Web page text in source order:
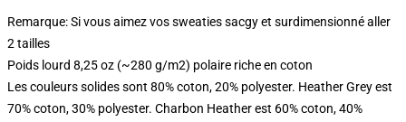
Remarque: Si vous aimez vos sweaties sacgy et surdimensionné aller
2 tailles
Poids lourd 8,25 oz (~280 g/m2) polaire riche en coton
Les couleurs solides sont 80% coton, 20% polyester. Heather Grey est
70% coton, 30% polyester. Charbon Heather est 60% coton, 40%